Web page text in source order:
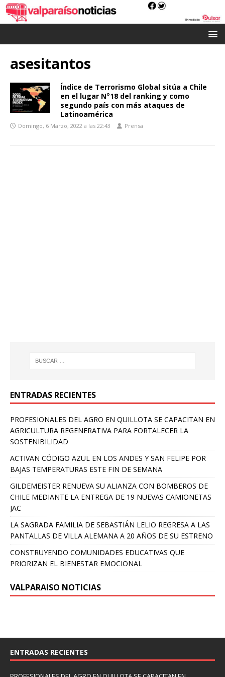
asesitantos
Índice de Terrorismo Global sitúa a Chile
en el lugar N°18 del ranking y como
segundo país con más ataques de
Latinoamérica
Domingo, 6 Marzo, 2022 a las 22:43 Prensa
ENTRADAS RECIENTES
PROFESIONALES DEL AGRO EN QUILLOTA SE CAPACITAN EN
AGRICULTURA REGENERATIVA PARA FORTALECER LA
SOSTENIBILIDAD
ACTIVAN CÓDIGO AZUL EN LOS ANDES Y SAN FELIPE POR
BAJAS TEMPERATURAS ESTE FIN DE SEMANA
GILDEMEISTER RENUEVA SU ALIANZA CON BOMBEROS DE
CHILE MEDIANTE LA ENTREGA DE 19 NUEVAS CAMIONETAS
JAC
LA SAGRADA FAMILIA DE SEBASTIÁN LELIO REGRESA A LAS
PANTALLAS DE VILLA ALEMANA A 20 AÑOS DE SU ESTRENO
CONSTRUYENDO COMUNIDADES EDUCATIVAS QUE
PRIORIZAN EL BIENESTAR EMOCIONAL
VALPARAISO NOTICIAS
ENTRADAS RECIENTES